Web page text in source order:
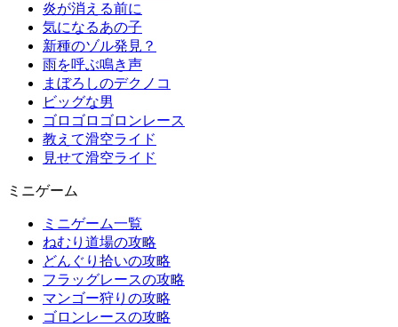
炎が消える前に
気になるあの子
新種のゾル発見？
雨を呼ぶ鳴き声
まぼろしのデクノコ
ビッグな男
ゴロゴロゴロンレース
教えて滑空ライド
見せて滑空ライド
ミニゲーム
ミニゲーム一覧
ねむり道場の攻略
どんぐり拾いの攻略
フラッグレースの攻略
マンゴー狩りの攻略
ゴロンレースの攻略